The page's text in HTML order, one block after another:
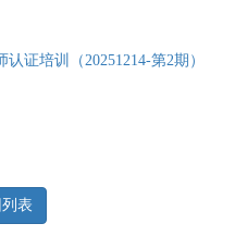
证培训（20251214-第2期）
表